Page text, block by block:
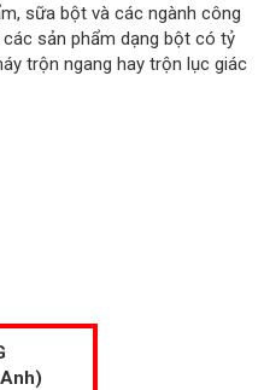
sữa bột và các ngành công
sản phẩm dạng bột có tỷ
trộn ngang hay trộn lục giác